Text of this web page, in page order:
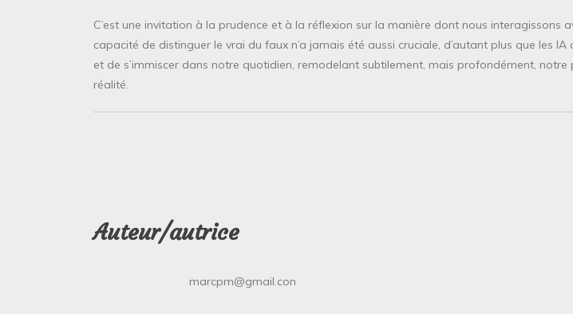
C’est une invitation à la prudence et à la réflexion sur la manière dont nous interagissons
capacité de distinguer le vrai du faux n’a jamais été aussi cruciale, d’autant plus que les IA
et de s’immiscer dans notre quotidien, remodelant subtilement, mais profondément, notre
réalité.
Auteur/autrice
marcpm@gmail.con